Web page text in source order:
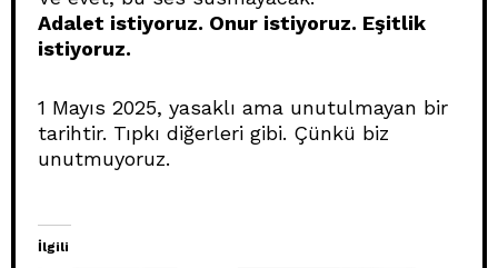
Adalet istiyoruz. Onur istiyoruz. Eşitlik
istiyoruz.
1 Mayıs 2025, yasaklı ama unutulmayan bir
tarihtir. Tıpkı diğerleri gibi. Çünkü biz
unutmuyoruz.
İlgili